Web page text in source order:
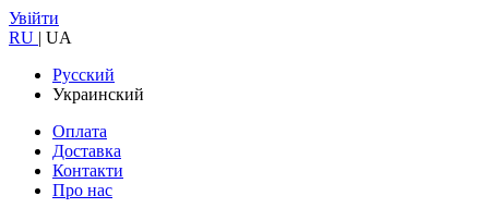
Увійти
RU | UA
Русский
Украинский
Оплата
Доставка
Контакти
Про нас